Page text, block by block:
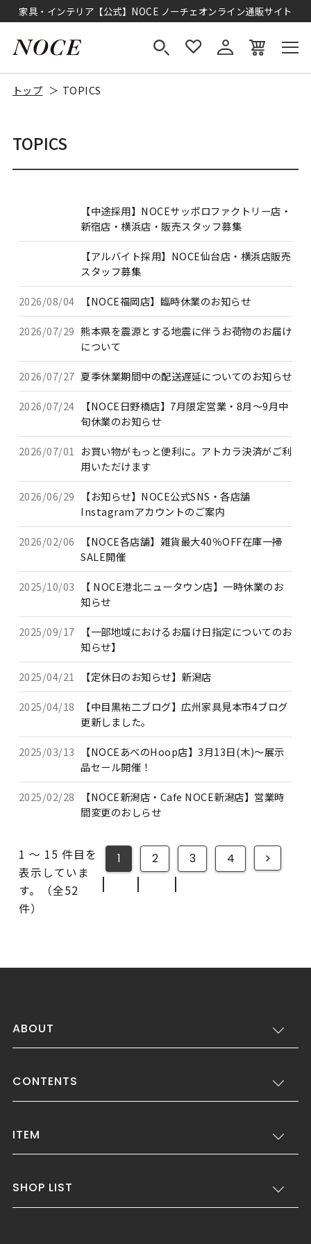
家具・インテリア【公式】NOCE ノーチェオンライン通販サイト
トップ TOPICS
TOPICS
【中途採用】NOCEサッポロファクトリー店・
新宿店・横浜店・販売スタッフ募集
【アルバイト採用】NOCE仙台店・横浜店販売
スタッフ募集
2026/08/04 【NOCE福岡店】臨時休業のお知らせ
2026/07/29 熊本県を震源とする地震に伴うお荷物のお届け
について
2026/07/27 夏季休業期間中の配送遅延についてのお知らせ
2026/07/24
【NOCE日野橋店】7月限定営業・8月～9月中
旬休業のお知らせ
2026/07/01
お買い物がもっと便利に。アトカラ決済がご利
用いただけます
2026/06/29
【お知らせ】NOCE公式SNS・各店舗
Instagramアカウントのご案内
2026/02/06
【NOCE各店舗】雑貨最大40％OFF在庫一掃
SALE開催
2025/10/03
【 NOCE港北ニュータウン店】一時休業のお
知らせ
2025/09/17
【一部地域におけるお届け日指定についてのお
知らせ】
2025/04/21 【定休日のお知らせ】新潟店
2025/04/18
【中目黒祐二ブログ】広州家具見本市4ブログ
更新しました。
2025/03/13
【NOCEあべのHoop店】3月13日(木)～展示
品セール開催！
2025/02/28
【NOCE新潟店・Cafe NOCE新潟店】営業時
間変更のおしらせ
1 ～ 15 件目を
表示していま
す。（全52
件）
1
|
2
|
3
|
4
ABOUT
CONTENTS
ITEM
SHOP LIST